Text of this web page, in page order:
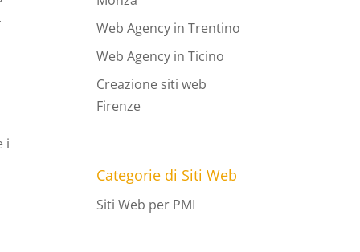
i
Web Agency in Trentino
Web Agency in Ticino
Creazione siti web
Firenze
Categorie di Siti Web
Siti Web per PMI